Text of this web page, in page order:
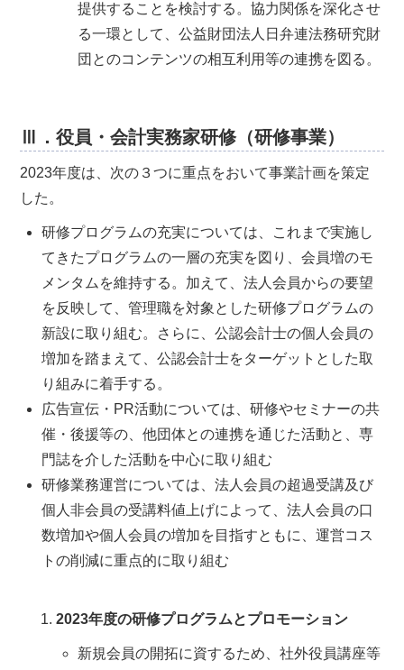
提供することを検討する。協力関係を深化させ
る一環として、公益財団法人日弁連法務研究財
団とのコンテンツの相互利用等の連携を図る。
Ⅲ．役員・会計実務家研修（研修事業）
2023年度は、次の３つに重点をおいて事業計画を策定
した。
研修プログラムの充実については、これまで実施し
てきたプログラムの一層の充実を図り、会員増のモ
メンタムを維持する。加えて、法人会員からの要望
を反映して、管理職を対象とした研修プログラムの
新設に取り組む。さらに、公認会計士の個人会員の
増加を踏まえて、公認会計士をターゲットとした取
り組みに着手する。
広告宣伝・PR活動については、研修やセミナーの共
催・後援等の、他団体との連携を通じた活動と、専
門誌を介した活動を中心に取り組む
研修業務運営については、法人会員の超過受講及び
個人非会員の受講料値上げによって、法人会員の口
数増加や個人会員の増加を目指すともに、運営コス
トの削減に重点的に取り組む
2023年度の研修プログラムとプロモーション
新規会員の開拓に資するため、社外役員講座等